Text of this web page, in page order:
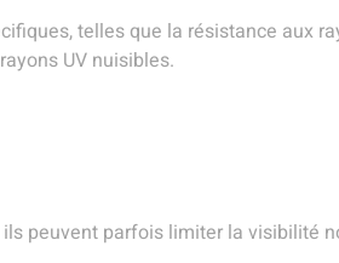
telles que la résistance aux
UV nuisibles.
peuvent parfois limiter la visibilité